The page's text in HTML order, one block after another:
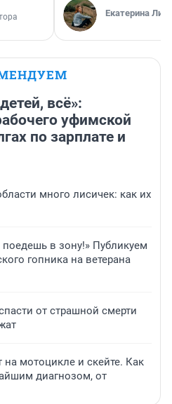
Екатерина
всё»:
уфимской
по зарплате и
много лисичек: как их
поедешь в зону!» Публикуем
гопника на ветерана
от страшной смерти
на мотоцикле и скейте. Как
диагнозом, от